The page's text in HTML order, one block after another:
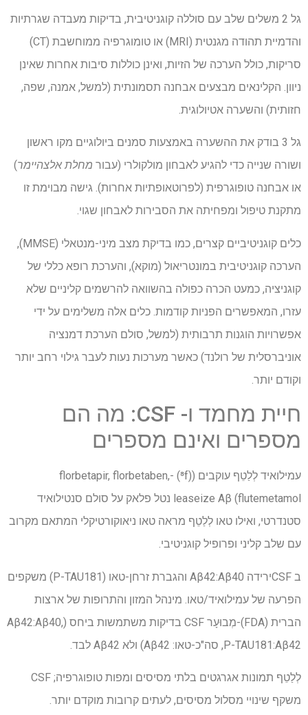
גל 2 משלים שלב עם סוללה קוגניטיבית, בדיקות מעבדה שגרתיות
והדמיית תהודה מגנטית (MRI) או טומוגרפיה ממוחשבת (CT
)
סריקות, כולל הערכה של הזיות, ואינן כוללות סיבות אחרות שאינן
ניוון. הקלינאים מבצעים אבחנה תסמונתית (למשל, אמנה, שפה,
חזותית) והשערה אטיולוגית.
גל 3 בודק את ההשערה באמצעות סמנים ביולוגיים מקו ראשון
ושורה שנייה כדי להגיע לאבחון מולקולרי (עבור מחלת אלצהיימר)
או אבחנה טופוגרפית (לפרוטאופתיות אחרות). גישה מבוימת זו
מתקנת טיפול ומפחיתה את הסבירות לאבחון שגוי.
כלים קוגניטיביים קצרים, כמו בדיקת מצב מיני-מנטאלי (MMSE
),
הערכה קוגניטיבית במונטריאול (מוקא), והערכת רופא כללי של
קוגניציה, כמעט הכרה כפולה בהשוואה להרשמים קליניים שלא
עזרו, המאפשרים הפניות קודמות. כלים אלה משלימים על ידי
אפשרויות הוגנות תרבותית (למשל, סולם הערכת דמנציה
אוניברסלית של רולנד) כאשר מערכות נעות לעבר גילוי רחב יותר
וקודם יותר.
חיית מחמד ו- CSF: מה הם
מספרים ואינם מספרים
עמילואיד לְלַטֵף
עוקבים ((⁸f) -florbetapir, florbetaben,
flutemetamol) leaseize
Aβ
נטל פלאק על סולם סנטילואיד
סטנדרטי, ואילו טאו לְלַטֵף מראה טאו ניאוקורטיקלי המתאם מקרוב
עם שלב קליני ופרופיל קוגניטיבי.
ב CSFירידה Aβ42:Aβ40 והגברת זרחן-טאו ( P-TAU181) משקפים
הפרעה של עמילואיד/טאו. מינהל המזון והתרופות של ארצות
הברית (FDA)-מְבוּעָר CSF בדיקות משתמשות ביחס ( Aβ42:Aβ40,
P-TAU181:Aβ42, סה"כ-טאו: Aβ42) ולא Aβ42 לבד.
לְלַטֵף תמונות אגרגטים בלתי מסיסים ומפות טופוגרפיה; CSF
משקף שינויי מסלול מסיסים, לעתים קרובות מוקדם יותר.